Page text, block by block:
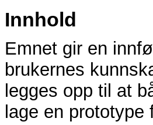
Innhold
Emnet gir en
brukernes
legges opp til at
lage en